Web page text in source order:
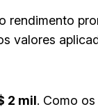
rendimento
valores
2 mil. Como